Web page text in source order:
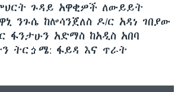
ጉዳይ አዋቂዎች ለውይይት
ንጉሴ ከሎሳንጀለስ ዶ/ር አዳነ ገበያው
ፋንታሁን አድማስ ከአዲስ አበባ
ትርጏሜ: ፋይዳ እና ጥራት